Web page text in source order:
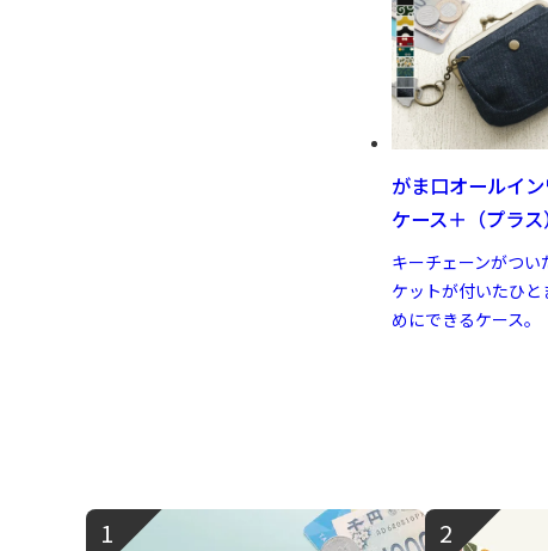
がま口オールイ
ケース＋（プラス
キーチェーンがつい
ケットが付いたひと
めにできるケース。